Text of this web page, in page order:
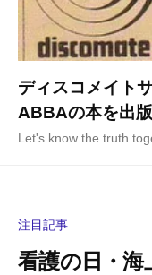
ディスコメイト
ABBAの本を出
Let's know the truth
注目記事
看護の日・海